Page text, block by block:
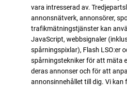
vara intresserad av.
annonsnätverk, annonsörer,
trafikmätningstjänster kan
JavaScript, webbsignaler
spårningspixlar), Flash LSO:er
spårningstekniker för att mäta
deras annonser och för att
annonsinnehållet till dig. Vi kan